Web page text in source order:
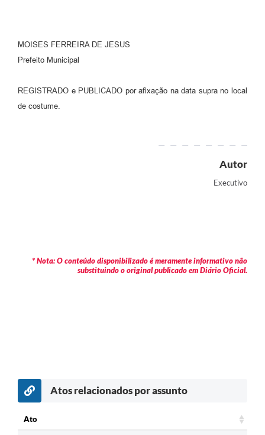
MOISES FERREIRA DE JESUS
Prefeito Municipal
REGISTRADO e PUBLICADO por afixação na data supra no local
de costume.
Autor
Executivo
* Nota: O conteúdo disponibilizado é meramente informativo não
substituindo o original publicado em Diário Oficial.
Atos relacionados por assunto
Ato